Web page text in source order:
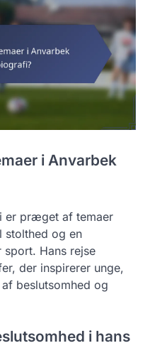
i Anvarbek
er præget af temaer
stolthed og en
Hans rejse
der inspirerer unge,
beslutsomhed og
i hans